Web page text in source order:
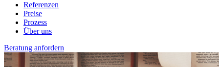
Referenzen
Preise
Prozess
Über uns
Beratung anfordern